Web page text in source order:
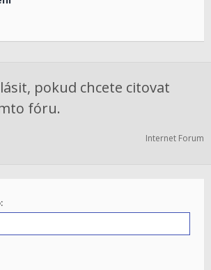
pokud chcete citovat
fóru.
Internet Forum